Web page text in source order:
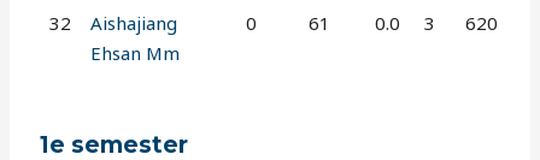
32
Aishajiang
Ehsan Mm
0 61 0.0 3 620
1e semester